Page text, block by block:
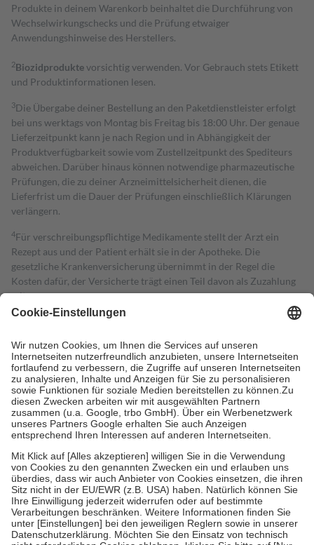
Produkte in deinem Warenkorb beinhaltet die Durchführung von
Wechselwirkungschecks und die Prüfung etwaiger
Anwendungshinweise des Herstellers.
2Biozidproduktevorsichtig verwenden. Vor Gebrauch stets Etikett
und Produktinformationen lesen.
3Die Übergabe deiner Bestellung an den Paketdienstleister erfolgt
bei uns werktags von Montag bis Freitag bis 18:00 Uhr. Der genaue
Lieferzeitpunkt kann je nach Region und in Abhängigkeit der
Produktverfügbarkeit sowie vom Zustellzeitpunkt des Spediteurs
abweichen. Darüber hinaus können notwendige pharmazeutische
Prüfungen, die zu deiner Arzneimittelsicherheit dienen, die
Lieferfrist um die Dauer der Prüfungen einschließlich Klärungen
verlängern.
4Für verschreibungspflichtige Medikamente stellt der Arzt ein
Rezept aus und der Patient erhält sie in der Apotheke. Die
gesetzliche Krankenversicherung übernimmt in der Regel die
Kosten dafür, der Versicherte trägt einen Teil davon als Zuzahlung
mit.
Grundsätzlich leisten Mitglieder Zuzahlungen in Höhe von zehn
höchstens zehn Euro.
Es sind jedoch nie mehr als die tatsächlichen
Kosten der Leistung zu entrichten.
Diese Regeln gelten grundsätzlich auch für Online-Apotheken.
Bei Heilmitteln und häuslicher Krankenpflege beträgt die
Zuzahlung zehn Prozent der Kosten sowie zehn Euro je
Verordnung.
Um das Engagement der Versicherten für ihre eigene Gesundheit zu
stärken und die besondere Stellung der Familie zu unterstützen,
fallenkeine Zuzahlungenan bei:
• Kindern und Jugendlichen bis zum vollendeten 18. Lebensjahr
mit Ausnahme der Fahrkosten
• Untersuchungen zur Vorsorge und Früherkennung, die von der
GKV getragen werden
• empfohlenen Schutzimpfungen